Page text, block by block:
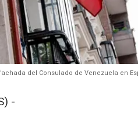
del Consulado de Venezuela en
-